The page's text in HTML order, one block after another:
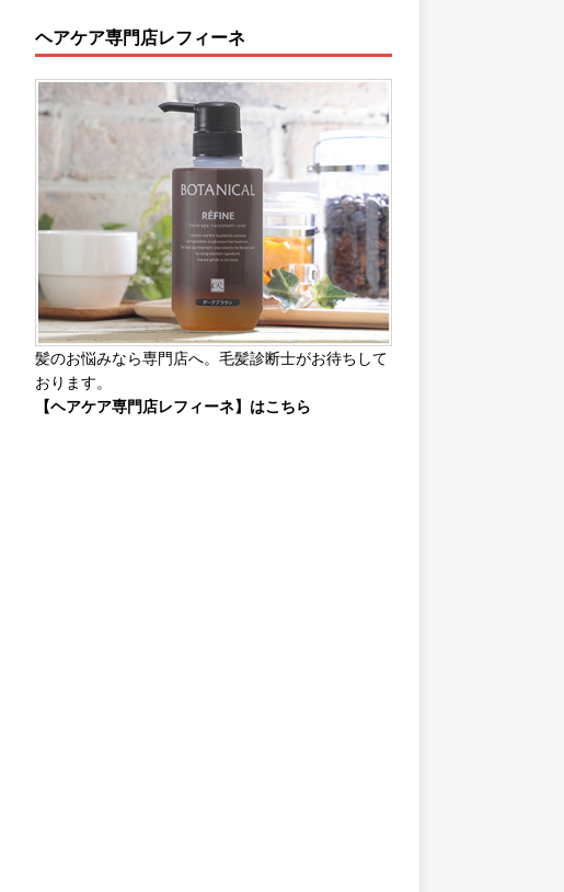
ヘアケア専門店レフィーネ
髪のお悩みなら専門店へ。毛髪診断士がお待ちして
おります。
【ヘアケア専門店レフィーネ】はこちら